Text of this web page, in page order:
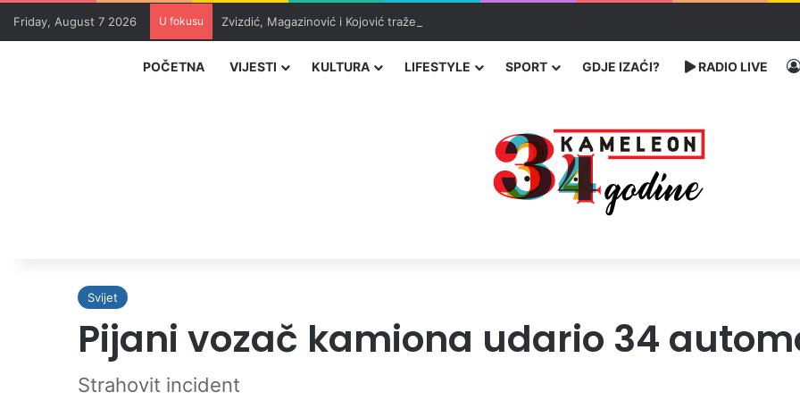
Friday, August 7 2026 U fokusu Zvizdić, Magazinović i Kojović traže poseban status za Memorijalni centar Srebrenica
POČETNA VIJESTI KULTURA LIFESTYLE SPORT GDJE IZAĆI? RADIO LIVE
Svijet
Pijani vozač kamiona udario 34
Strahovit incident